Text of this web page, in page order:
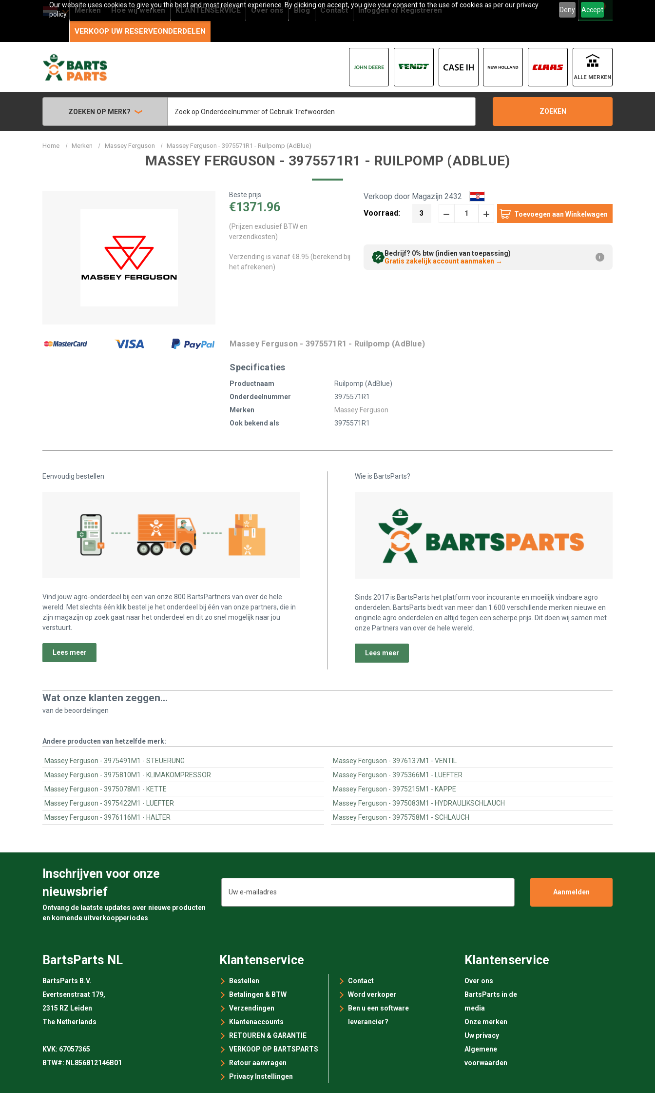
Our website uses cookies to give you the best and most relevant experience. By clicking on accept, you give your consent to the use of cookies as per our privacy
policy.
Deny Accept
Merken Hoe wij werken KLANTENSERVICE Over ons Blog Contact InloggenofRegistreren
VERKOOP UW RESERVEONDERDELEN
0
ALLE MERKEN
ZOEKEN OP MERK?
ZOEKEN
Home Merken Massey Ferguson Massey Ferguson - 3975571R1 - Ruilpomp (AdBlue)
MASSEY FERGUSON - 3975571R1 - RUILPOMP (ADBLUE)
Beste prijs
€1371.96
(Prijzen exclusief BTW en
verzendkosten)
Verzending is vanaf €8.95 (berekend bij
het afrekenen)
Verkoop door Magazijn 2432
Voorraad:
3 HoeveelheidHoeveelheid
Bedrijf? 0% btw (indien van toepassing)
Gratis zakelijk account aanmaken → i
Massey Ferguson - 3975571R1 - Ruilpomp (AdBlue)
Specificaties
Productnaam
Ruilpomp (AdBlue)
Onderdeelnummer
3975571R1
Merken
Massey Ferguson
Ook bekend als
3975571R1
Eenvoudig bestellen
Vind jouw agro-onderdeel bij een van onze 800 BartsPartners van over de hele
wereld. Met slechts één klik bestel je het onderdeel bij één van onze partners, die in
zijn magazijn op zoek gaat naar het onderdeel en dit zo snel mogelijk naar jou
verstuurt.
Lees meer
Wie is BartsParts?
Sinds 2017 is BartsParts het platform voor incourante en moeilijk vindbare agro
onderdelen. BartsParts biedt van meer dan 1.600 verschillende merken nieuwe en
originele agro onderdelen en altijd tegen een scherpe prijs. Dit doen wij samen met
onze Partners van over de hele wereld.
Lees meer
Wat onze klanten zeggen...
van de beoordelingen
Andere producten van hetzelfde merk:
Massey Ferguson - 3975491M1 - STEUERUNG
Massey Ferguson - 3975810M1 - KLIMAKOMPRESSOR
Massey Ferguson - 3975078M1 - KETTE
Massey Ferguson - 3975422M1 - LUEFTER
Massey Ferguson - 3976116M1 - HALTER
Massey Ferguson - 3976137M1 - VENTIL
Massey Ferguson - 3975366M1 - LUEFTER
Massey Ferguson - 3975215M1 - KAPPE
Massey Ferguson - 3975083M1 - HYDRAULIKSCHLAUCH
Massey Ferguson - 3975758M1 - SCHLAUCH
Inschrijven voor onze
nieuwsbrief
Ontvang de laatste updates over nieuwe producten
en komende uitverkoopperiodes
mailadres
Klantenservice
Bestellen
Betalingen & BTW
Verzendingen
Klantenaccounts
RETOUREN & GARANTIE
VERKOOP OP BARTSPARTS
Retour aanvragen
Privacy Instellingen
Contact
Word verkoper
Ben u een software
leverancier?
Klantenservice
Over ons
BartsParts in de
media
Onze merken
Uw privacy
Algemene
voorwaarden
BartsParts NL
BartsParts B.V.
Evertsenstraat 179,
2315 RZ Leiden
The Netherlands
KVK: 67057365
BTW#: NL856812146B01